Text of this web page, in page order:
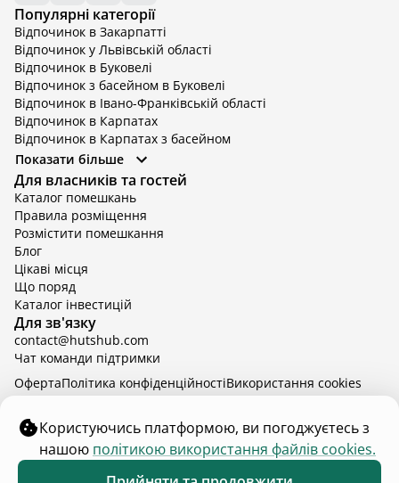
доба
Популярні категорії
Відпочинок в Закарпатті
Відпочинок у Львівській області
Відпочинок в Буковелі
Відпочинок з басейном в Буковелі
Відпочинок в Івано-Франківській області
Відпочинок в Карпатах
Відпочинок в Карпатах з басейном
Відпочинок в Київській області
Відпочинок в Київській області з басейном
Відпочинок в Тернопільській області
Відпочинок у Вінницькій області
Відпочинок в Яремче
Відпочинок у Львівській області з басейном
Відпочинок з басейном в Тернопільській області
Показати більше
Для власників та гостей
Каталог помешкань
Правила розміщення
Розмістити помешкання
Блог
Цікаві місця
Що поряд
Каталог інвестицій
Для зв'язку
contact@hutshub.com
Чат команди підтримки
hutshub | ©2026
ОфертаПолітика конфіденційностіBикористання cookies
Користуючись платформою, ви погоджуєтесь з
нашою політикою використання файлів cookies.